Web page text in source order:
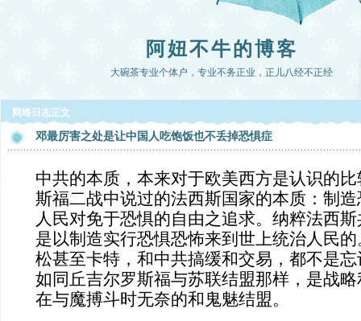
阿妞不牛的博客
大碗茶专业个体户，专业不务正业，正儿八经不正经
网络日志正文
邓最厉害之处是让中国人吃饱饭也不丢掉恐惧症
中共的本质，本来对于欧美西方是认识的
斯福二战中说过的法西斯国家的本质：制
人民对免于恐惧的自由之追求。纳粹法西
是以制造实行恐惧恐怖来到世上统治人民
松甚至卡特，和中共搞缓和交易，都不是
如同丘吉尔罗斯福与苏联结盟那样，是战
在与魔搏斗时无奈的和鬼魅结盟。